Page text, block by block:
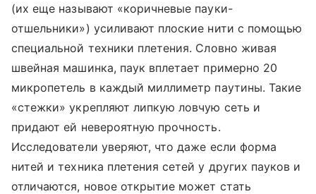
(их еще называют «коричневые пауки-
отшельники») усиливают плоские нити с помощью
специальной техники плетения. Словно живая
швейная машинка, паук вплетает примерно 20
микропетель в каждый миллиметр паутины. Такие
«стежки» укрепляют липкую ловчую сеть и
придают ей невероятную прочность.
Исследователи уверяют, что даже если форма
нитей и техника плетения сетей у других пауков и
отличаются, новое открытие может стать